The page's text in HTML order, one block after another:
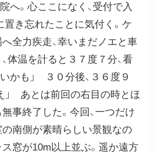
へ。心ここになく、受付で入
き忘れたことに気付く。ケ
全力疾走、幸いまだノエと車
体温を計ると３７度７分、看
かも」 ３０分後、３６度９
」 あとは前回の右目の時とほ
事終了した。今回、一つだけ
南側が素晴らしい景観なの
窓が10m以上並ぶ。遥か遠方